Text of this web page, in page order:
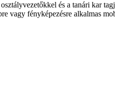
és a tanári kar
vagy fényképezésre alkalmas